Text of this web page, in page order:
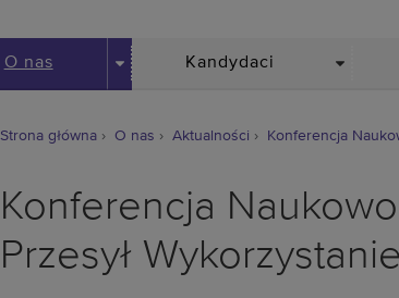
O nas
DROPDOWN
Kandydaci
Strona główna O nas Aktualności Konferencja
Konferencja
Przesył